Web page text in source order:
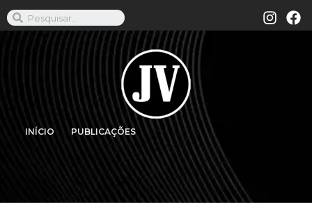
INÍCIO PUBLICAÇÕES